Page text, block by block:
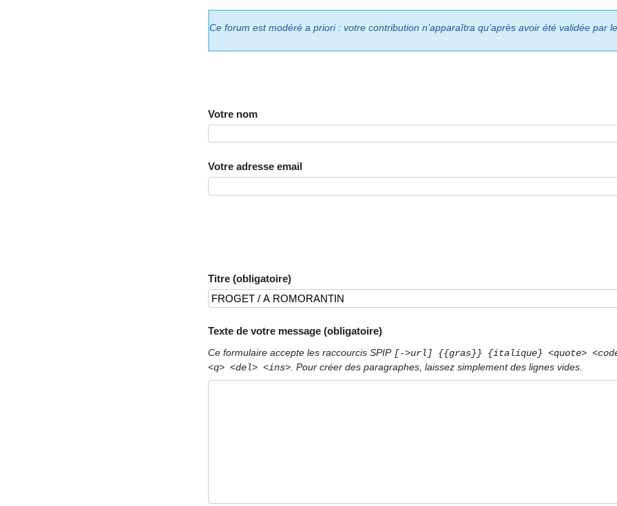
Ce forum est modéré a priori : votre contribution n’apparaîtra qu’après avoir été validée par
Votre nom
Votre adresse email
Titre (obligatoire)
Texte de votre message (obligatoire)
Ce formulaire accepte les raccourcis SPIP [->url] {{gras}} {italique} <quote>
<q> <del> <ins>. Pour créer des paragraphes, laissez simplement des lignes vides.